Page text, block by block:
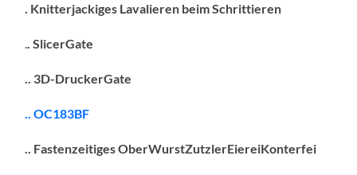
. Knitterjackiges Lavalieren beim Schrittieren
.. SlicerGate
.. 3D-DruckerGate
.. OC183BF
.. Fastenzeitiges OberWurstZutzlerEiereiKonterfei